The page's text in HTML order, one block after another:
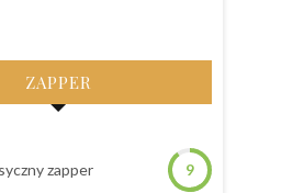
ZAPPER
zapper 9